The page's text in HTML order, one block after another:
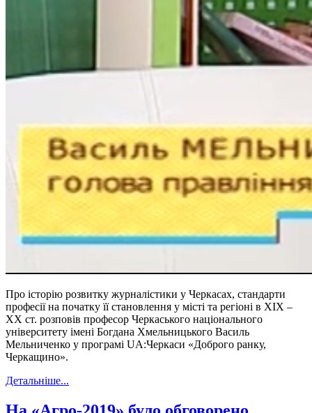
Про історію розвитку журналістики у Черкасах, стандарти
професії на початку її становлення у місті та регіоні в ХІХ –
ХХ ст. розповів професор Черкаського національного
університету імені Богдана Хмельницького Василь
Мельниченко у програмі UA:Черкаси «Доброго ранку,
Черкащино».
Детальніше...